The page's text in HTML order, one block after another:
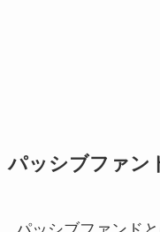
パッシブファン